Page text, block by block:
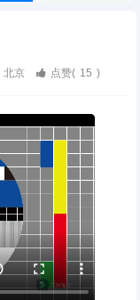
陕西
北京 点赞( 15 )